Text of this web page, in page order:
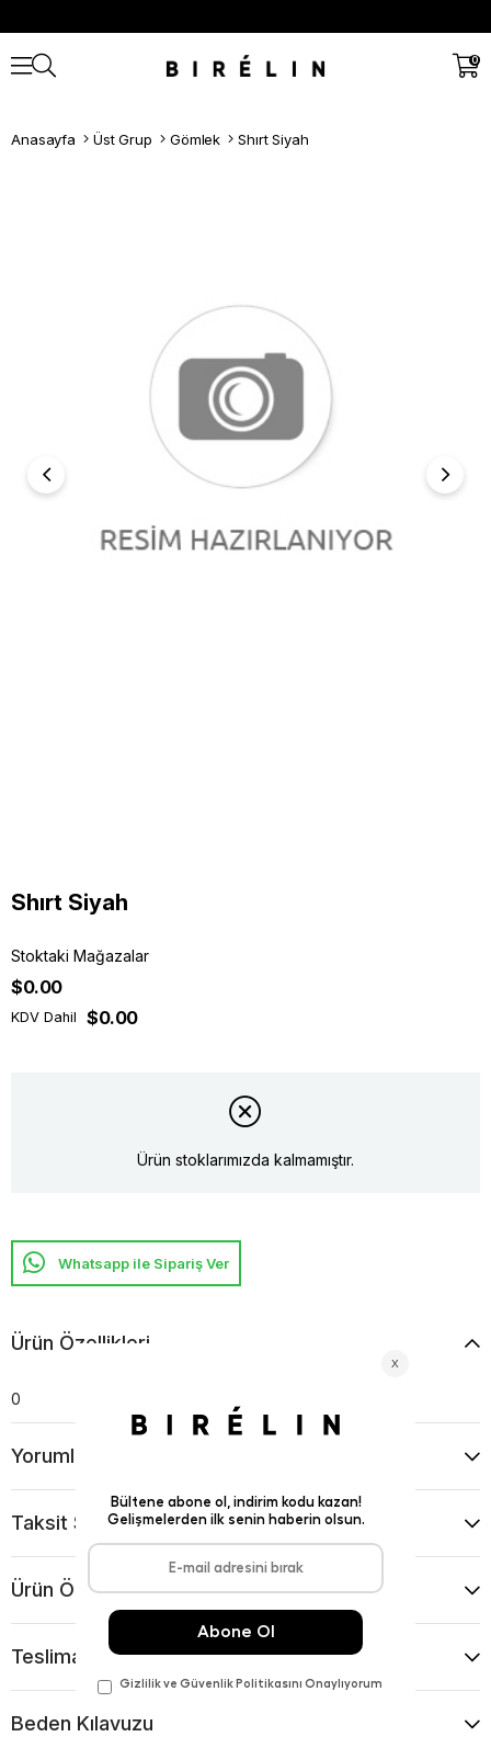
0
Anasayfa Üst Grup Gömlek Shırt Siyah
Shırt Siyah
Stoktaki Mağazalar
$0.00
KDV Dahil $0.00
Ürün stoklarımızda kalmamıştır.
Whatsapp ile Sipariş Ver
Ürün Özellikleri
0
Yorumlar
Taksit Seçenekleri
Ürün Önerileri
Teslimat Ve İade Koşulları
Beden Kılavuzu